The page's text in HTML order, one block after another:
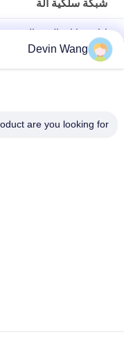
شبكة سلكية آلة
إدارة نفايات الحفر
للتعديل
آلة معدات حفر النفط مي
Devin Wang
are you looking for?